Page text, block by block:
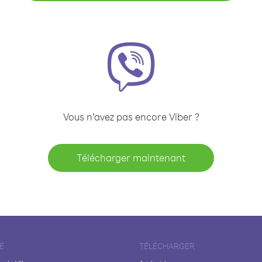
Vous n’avez pas encore Viber ?
Télécharger maintenant
TÉLÉCHARGER